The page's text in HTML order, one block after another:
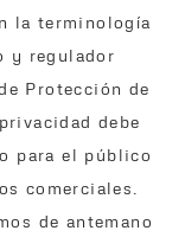
la terminología
y regulador
Protección de
debe
para el público
comerciales.
de antemano